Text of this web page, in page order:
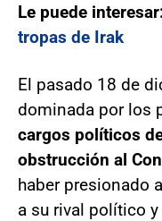
Le puede
tropas de Irak
El pasado 18 de
dominada por los
cargos políticos
obstrucción al
haber presionado
a su rival político